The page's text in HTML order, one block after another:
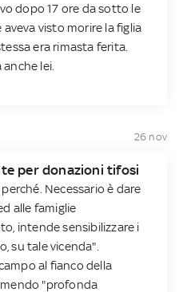
dopo 17 ore da sotto le
visto morire la figlia
era rimasta ferita.
lei.
26 nov
per donazioni tifosi
Necessario è dare
alle famiglie
intende sensibilizzare i
su tale vicenda".
al fianco della
"profonda